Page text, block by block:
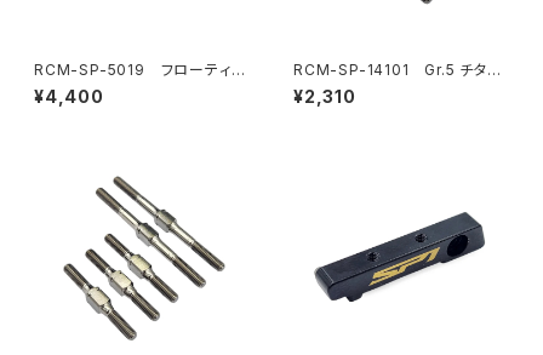
RCM-SP-5019 フローティン
グエレクトロニクスプレート 真
鍮プレート(11.5g)(オプション)
¥4,400
RCM-SP-14101 Gr.5 チタン
リヤトー/フロントステアリングリ
ンクターンバックル 3x28mm
¥2,310